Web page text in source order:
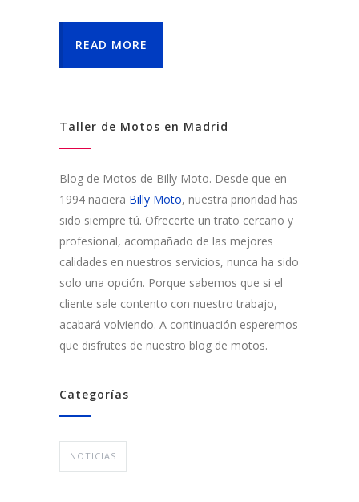
READ MORE
Taller de Motos en Madrid
Blog de Motos de Billy Moto. Desde que en
1994 naciera Billy Moto, nuestra prioridad has
sido siempre tú. Ofrecerte un trato cercano y
profesional, acompañado de las mejores
calidades en nuestros servicios, nunca ha sido
solo una opción. Porque sabemos que si el
cliente sale contento con nuestro trabajo,
acabará volviendo. A continuación esperemos
que disfrutes de nuestro blog de motos.
Categorías
NOTICIAS